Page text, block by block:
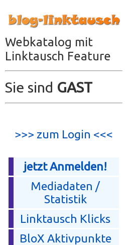
Webkatalog mit
Linktausch Feature
Sie sind GAST
>>> zum Login <<<
jetzt Anmelden!
Mediadaten /
Statistik
Linktausch Klicks
BloX Aktivpunkte